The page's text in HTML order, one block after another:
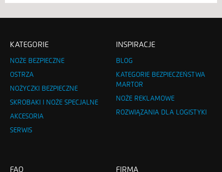
KATEGORIE
NOŻE BEZPIECZNE
OSTRZA
NOŻYCZKI BEZPIECZNE
SKROBAKI I NOŻE SPECJALNE
AKCESORIA
SERWIS
INSPIRACJE
BLOG
KATEGORIE BEZPIECZEŃSTWA
MARTOR
NOŻE REKLAMOWE
ROZWIĄZANIA DLA LOGISTYKI
FAQ FIRMA